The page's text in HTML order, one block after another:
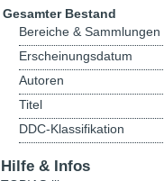
Gesamter Bestand
Bereiche & Sammlungen
Erscheinungsdatum
Autoren
Titel
DDC-Klassifikation
Hilfe & Infos